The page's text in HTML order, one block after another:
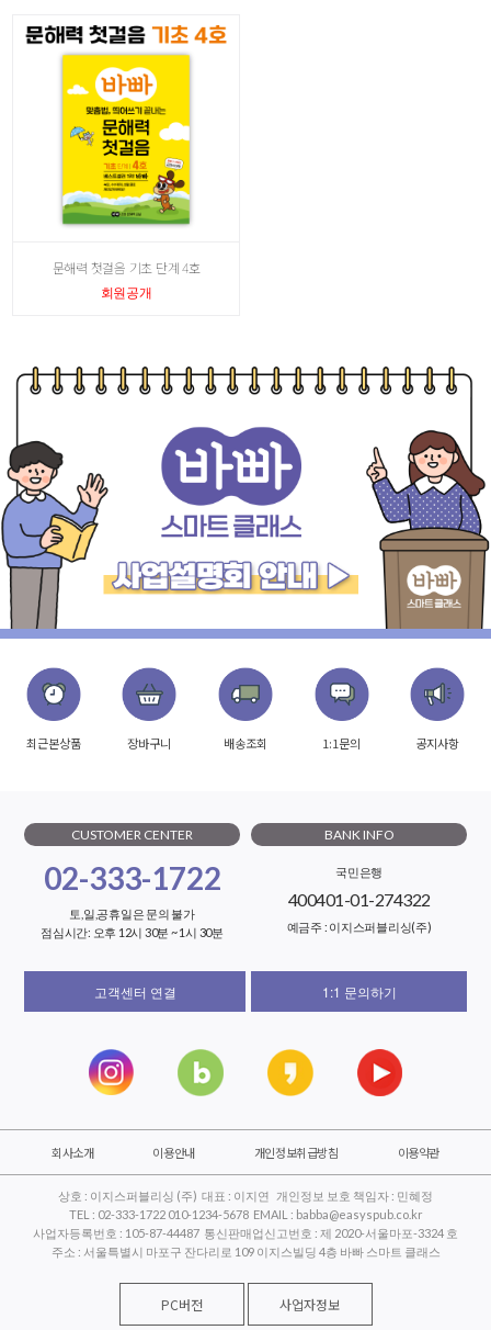
문해력 첫걸음 기초 단계 4호
회원공개
최근본상품 장바구니 배송조회 1:1문의 공지사항
CUSTOMER CENTER
02-333-1722
토,일,공휴일은 문의 불가
점심시간: 오후 12시 30분 ~ 1시 30분
BANK INFO
국민은행
400401-01-274322
예금주 : 이지스퍼블리싱(주)
고객센터 연결 1:1 문의하기
회사소개 이용안내 개인정보취급방침 이용약관
상호 : 이지스퍼블리싱 (주) 대표 : 이지연 개인정보 보호 책임자 : 민혜정
TEL : 02-333-1722 010-1234-5678 EMAIL : babba@easyspub.co.kr
사업자등록번호 : 105-87-44487 통신판매업신고번호 : 제 2020-서울마포-3324 호
주소 : 서울특별시 마포구 잔다리로 109 이지스빌딩 4층 바빠 스마트 클래스
PC버전 사업자정보